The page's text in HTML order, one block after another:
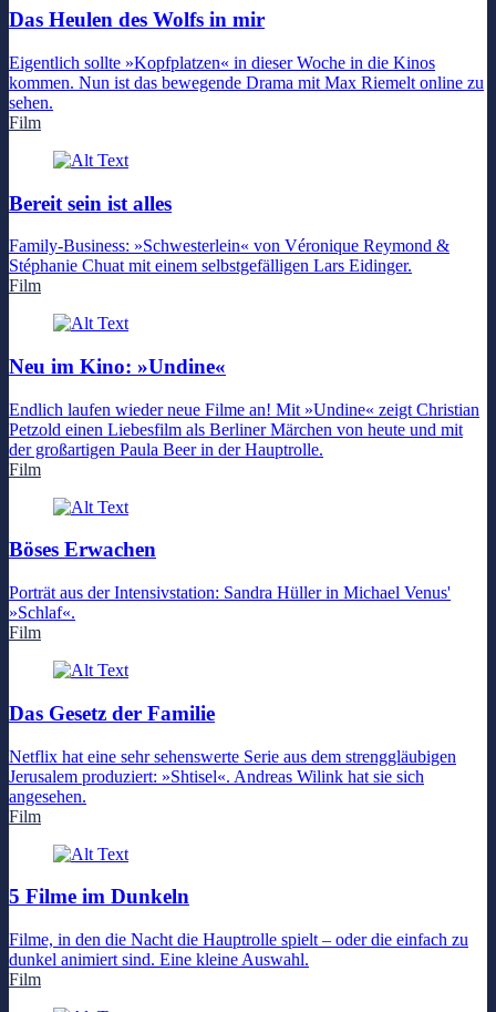
Das Heulen des Wolfs in mir
Eigentlich sollte »Kopfplatzen« in dieser Woche in die Kinos
kommen. Nun ist das bewegende Drama mit Max Riemelt online zu
sehen.
Film
Bereit sein ist alles
Family-Business: »Schwesterlein« von Véronique Reymond &
Stéphanie Chuat mit einem selbstgefälligen Lars Eidinger.
Film
Neu im Kino: »Undine«
Endlich laufen wieder neue Filme an! Mit »Undine« zeigt Christian
Petzold einen Liebesfilm als Berliner Märchen von heute und mit
der großartigen Paula Beer in der Hauptrolle.
Film
Böses Erwachen
Porträt aus der Intensivstation: Sandra Hüller in Michael Venus'
»Schlaf«.
Film
Das Gesetz der Familie
Netflix hat eine sehr sehenswerte Serie aus dem strenggläubigen
Jerusalem produziert: »Shtisel«. Andreas Wilink hat sie sich
angesehen.
Film
5 Filme im Dunkeln
Filme, in den die Nacht die Hauptrolle spielt – oder die einfach zu
dunkel animiert sind. Eine kleine Auswahl.
Film